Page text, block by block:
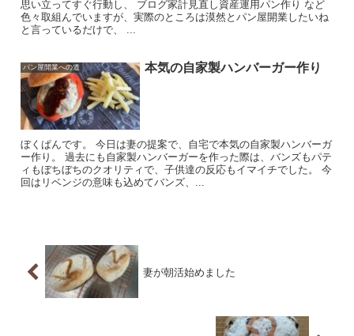
思い立ってすぐ行動し、 ブログ家計見直し資産運用パン作り など
色々取組んでいますが、実際のところは漠然とパン屋開業したいね
と言っているだけで、 ...
パン屋開業への道 本気の自家製ハンバーガー作り
ぼくぱんです。 今日は妻の提案で、自宅で本気の自家製ハンバーガ
ー作り。 過去にも自家製ハンバーガーを作った際は、バンズもパテ
ィもぼちぼちのクオリティで、子供達の反応もイマイチでした。 今
回はリベンジの意味も込めてバンズ、...
妻が朝活始めました